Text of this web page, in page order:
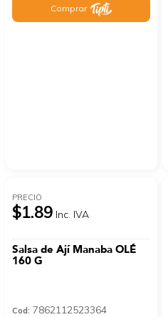
Comprar
PRECIO
$1.89 Inc. IVA
Salsa de Ají Manaba OLÉ
160 G
Cod: 7862112523364